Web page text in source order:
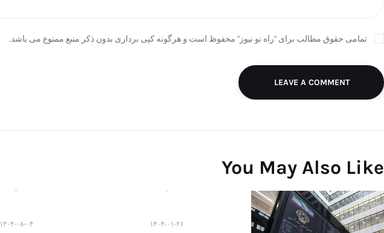
تمامی حقوق مطالب برای "راه نو نیوز" محفوظ است و هرگونه کپی برداری بدون ذکر منبع ممنوع می باشد.
LEAVE A COMMENT
You May Also Like
۱۴۰۴-۰۱-۲۶ ۱۴۰۴-۰۸-۰۴